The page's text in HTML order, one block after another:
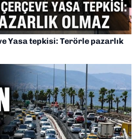
Yasa tepkisi: Terörle pazarlık